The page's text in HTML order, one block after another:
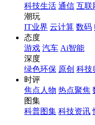
科技生活 通信 互联
潮玩
IT业界 云计算 数码
态度
游戏 汽车 Ai智能
深度
绿色环保 原创 科技
时评
焦点人物 热点聚焦
图集
科普图集 科技资讯